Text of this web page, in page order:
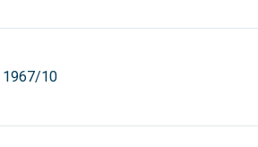
1967/10